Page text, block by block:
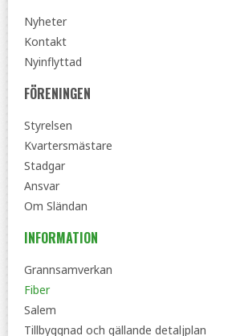
Nyheter
Kontakt
Nyinflyttad
FÖRENINGEN
Styrelsen
Kvartersmästare
Stadgar
Ansvar
Om Sländan
INFORMATION
Grannsamverkan
Fiber
Salem
Tillbyggnad och gällande detaljplan